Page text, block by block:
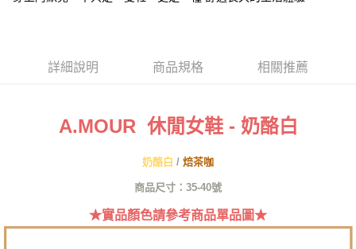
２．便利：只要手機號碼，簡訊認證，即可結帳。
３．安心：先確認商品／服務後，再付款。
１．於結帳方式選擇「AFTEE先享後付」後，將跳轉至「AFTEE先享後付」
結帳頁面，進行簡訊認證並確認金額後，即可完成結帳。
３．收到繳費通知簡訊後14天內，點擊此簡訊中的連結，可透過四大超商／
※ 請注意：結帳手續完成當下不需立刻繳費，但若您需要取消訂單，請聯絡
後付繳納相關費用。
※ 交易是否成功請以「AFTEE先享後付 」之結帳頁面顯示為準，若有關於
付款後全家取貨
付款後7-11取貨
詳細說明 商品規格 相關推薦
A.MOUR 休閒女鞋 - 奶酪白
奶酪白 / 焙茶咖
商品尺寸：35-40號
★實品顏色請參考商品單品圖★